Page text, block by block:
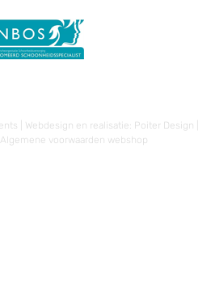
| Webdesign en realisatie: Poiter Design
Algemene voorwaarden webshop